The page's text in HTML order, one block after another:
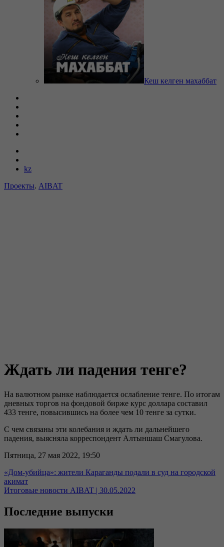
Кеш келген махаббат
kz
Проекты. AIBAT
Ждать ли падения тенге?
На валютном рынке наблюдается ослабление тенге. По итогам
дневных торгов на фондовой бирже курс доллара составил
433 тенге, повысившись на более чем 10 тенге за сутки.
С чем связаны эти колебания и ждать ли дальнейшего
падения, выясняла корреспондент Алтыншаш Смагулова.
Пятница, 27 мая 2022, 19:50
«Дом-убийца»: жители Караганды подали в суд на городской
акимат
Итоговые новости AIBAT | 30.05.2022
Последние выпуски